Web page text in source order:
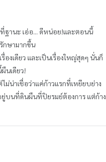
ที่ฐานะ เอ่อ... ดีหน่อย!และตอนนี้
กษามากขึ้น
งเดียว และเป็นเรื่องใหญ่สุดๆ นั่นก็
นเดียว!
ม่น่าเชื่อว่าแค่ก้าวแรกที่เหยียบย่าง
ยู่บนที่ดินผืนที่ปิยรมย์ต้องการ แต่ก้าง